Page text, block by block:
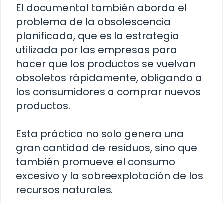
El documental también aborda el
problema de la obsolescencia
planificada, que es la estrategia
utilizada por las empresas para
hacer que los productos se vuelvan
obsoletos rápidamente, obligando a
los consumidores a comprar nuevos
productos.
Esta práctica no solo genera una
gran cantidad de residuos, sino que
también promueve el consumo
excesivo y la sobreexplotación de los
recursos naturales.